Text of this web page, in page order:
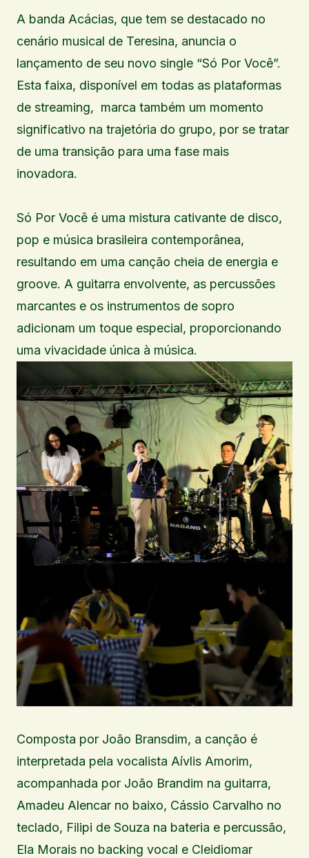
A banda Acácias, que tem se destacado no
cenário musical de Teresina, anuncia o
lançamento de seu novo single “Só Por Você”.
Esta faixa, disponível em todas as plataformas
de streaming, marca também um momento
significativo na trajetória do grupo, por se tratar
de uma transição para uma fase mais
inovadora.
Só Por Você é uma mistura cativante de disco,
pop e música brasileira contemporânea,
resultando em uma canção cheia de energia e
groove. A guitarra envolvente, as percussões
marcantes e os instrumentos de sopro
adicionam um toque especial, proporcionando
uma vivacidade única à música.
Composta por João Bransdim, a canção é
interpretada pela vocalista Aívlis Amorim,
acompanhada por João Brandim na guitarra,
Amadeu Alencar no baixo, Cássio Carvalho no
teclado, Filipi de Souza na bateria e percussão,
Ela Morais no backing vocal e Cleidiomar